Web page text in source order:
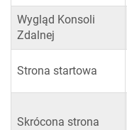
Wygląd Konsoli
Zdalnej
Strona startowa
Skrócona strona